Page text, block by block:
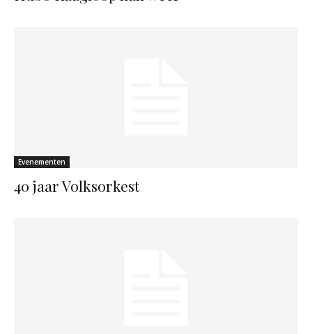
Evenementen
40 jaar Volksorkest